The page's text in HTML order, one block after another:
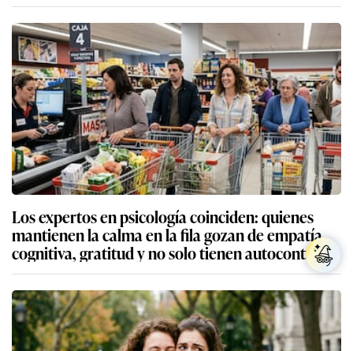
Los expertos en psicología coinciden: quienes
mantienen la calma en la fila gozan de empatía
cognitiva, gratitud y no solo tienen autocontrol